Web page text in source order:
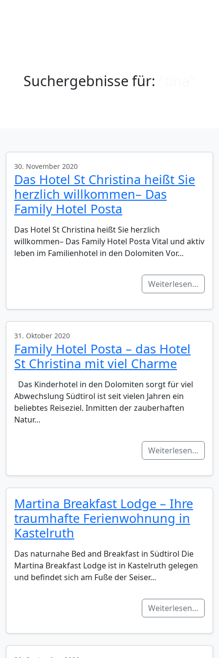
Suchergebnisse für:
30. November 2020
Das Hotel St Christina heißt Sie
herzlich willkommen– Das
Family Hotel Posta
Das Hotel St Christina heißt Sie herzlich
willkommen– Das Family Hotel Posta Vital und aktiv
leben im Familienhotel in den Dolomiten Vor…
Weiterlesen…
31. Oktober 2020
Family Hotel Posta – das Hotel
St Christina mit viel Charme
Das Kinderhotel in den Dolomiten sorgt für viel
Abwechslung Südtirol ist seit vielen Jahren ein
beliebtes Reiseziel. Inmitten der zauberhaften
Natur…
Weiterlesen…
Martina Breakfast Lodge – Ihre
traumhafte Ferienwohnung in
Kastelruth
Das naturnahe Bed and Breakfast in Südtirol Die
Martina Breakfast Lodge ist in Kastelruth gelegen
und befindet sich am Fuße der Seiser…
Weiterlesen…